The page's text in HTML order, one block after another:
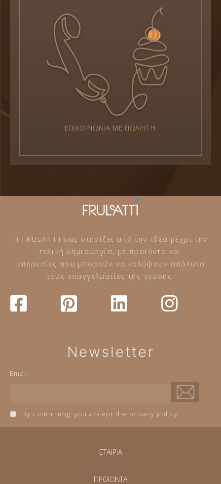
ΕΠΙΚΟΙΝΩΝΙΑ ΜΕ ΠΩΛΗΤΗ
Η FRULATTI σας στηρίζει από την ιδέα μέχρι την
τελική δημιουργία, με προϊόντα και
υπηρεσίες που μπορούν να καλύψουν απόλυτα
τους επαγγελματίες της γεύσης.
Newsletter
Email
By continuing, you accept the privacy policy
ΕΤΑΙΡΙΑ
ΠΡΟΪΟΝΤΑ